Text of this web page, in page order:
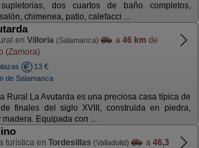
dos cuartos de baño completos,
chimenea, patio, calefacci ...
en Villoria (Salamanca) a 46 km de
(Zamora)
13 €
de Salamanca
Rural La Avutarda es una preciosa casa típica de
finales del siglo XVIII, construida en piedra,
madera. Equipada con ...
turística en Tordesillas (Valladolid) a 46,3